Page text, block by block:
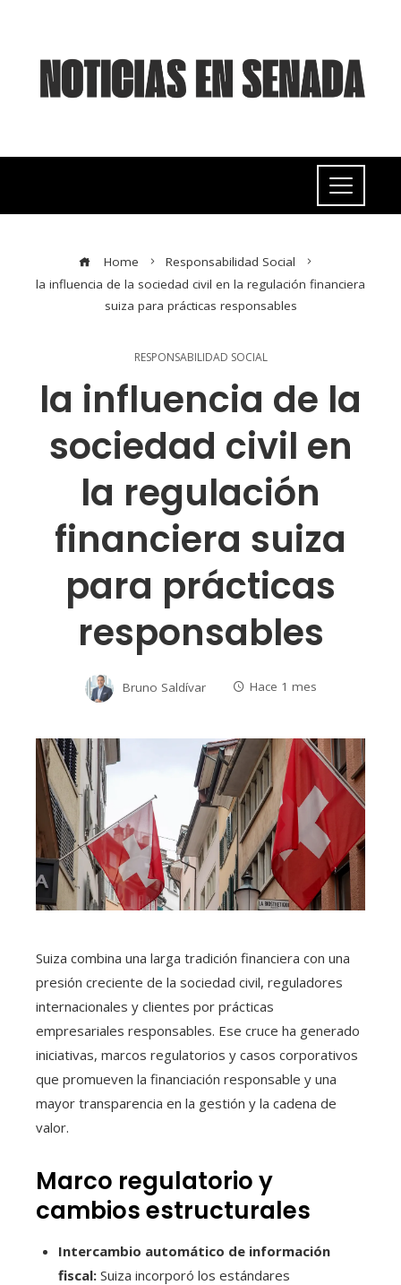
Home
Responsabilidad Social
la influencia de la sociedad civil en la regulación financiera
suiza para prácticas responsables
RESPONSABILIDAD SOCIAL
la influencia de la
sociedad civil en
la regulación
financiera suiza
para prácticas
responsables
Bruno Saldívar Hace 1 mes
Suiza combina una larga tradición financiera con una
presión creciente de la sociedad civil, reguladores
internacionales y clientes por prácticas
empresariales responsables. Ese cruce ha generado
iniciativas, marcos regulatorios y casos corporativos
que promueven la financiación responsable y una
mayor transparencia en la gestión y la cadena de
valor.
Marco regulatorio y
cambios estructurales
Intercambio automático de información
fiscal: Suiza incorporó los estándares